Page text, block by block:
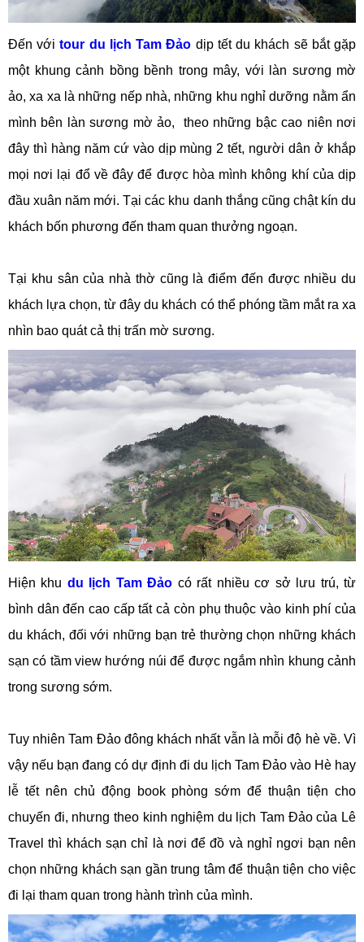
Đến vớitour du lịch Tam Đảo dịp tết du khách sẽ bắt gặp
một khung cảnh bồng bềnh trong mây, với làn sương mờ
ảo, xa xa là những nếp nhà, những khu nghỉ dưỡng nằm ẩn
mình bên làn sương mờ ảo, theo những bậc cao niên nơi
đây thì hàng năm cứ vào dịp mùng 2 tết, người dân ở khắp
mọi nơi lại đổ về đây để được hòa mình không khí của dịp
đầu xuân năm mới. Tại các khu danh thắng cũng chật kín du
khách bốn phương đến tham quan thưởng ngoạn.
Tại khu sân của nhà thờ cũng là điểm đến được nhiều du
khách lựa chọn, từ đây du khách có thể phóng tầm mắt ra xa
nhìn bao quát cả thị trấn mờ sương.
Hiện khu du lịch Tam Đảo có rất nhiều cơ sở lưu trú, từ
bình dân đến cao cấp tất cả còn phụ thuộc vào kinh phí của
du khách, đối với những bạn trẻ thường chọn những khách
sạn có tầm view hướng núi để được ngắm nhìn khung cảnh
trong sương sớm.
Tuy nhiên Tam Đảo đông khách nhất vẫn là mỗi độ hè về. Vì
vậy nếu bạn đang có dự định đi du lịch Tam Đảo vào Hè hay
lễ tết nên chủ động book phòng sớm để thuận tiện cho
chuyến đi, nhưng theo kinh nghiệm du lịch Tam Đảo của Lê
Travel thì khách sạn chỉ là nơi để đồ và nghỉ ngơi bạn nên
chọn những khách sạn gần trung tâm để thuận tiện cho việc
đi lại tham quan trong hành trình của mình.